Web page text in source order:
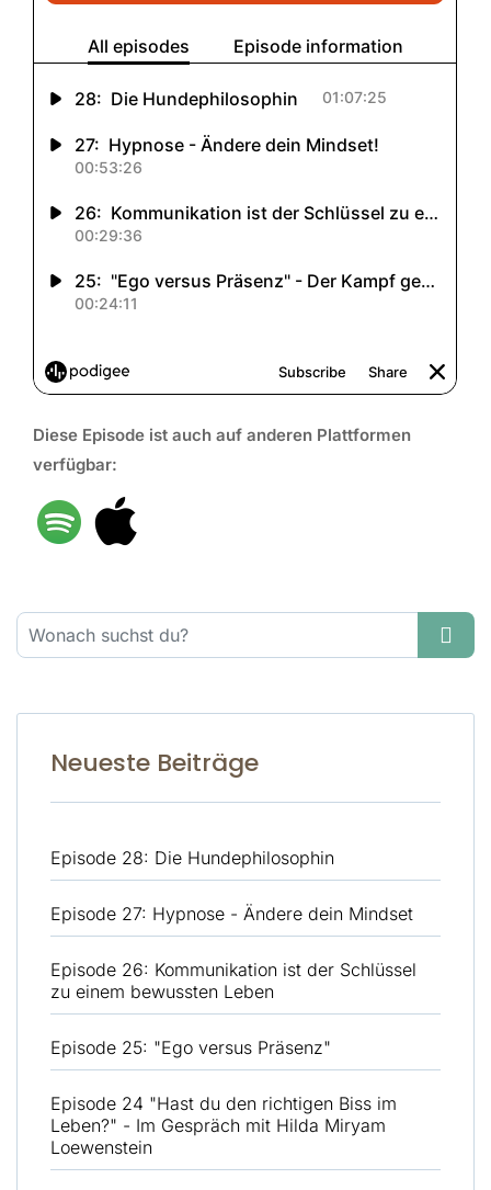
Diese Episode ist auch auf anderen Plattformen
verfügbar:
Suchen
Neueste Beiträge
Episode 28: Die Hundephilosophin
Episode 27: Hypnose - Ändere dein Mindset
Episode 26: Kommunikation ist der Schlüssel
zu einem bewussten Leben
Episode 25: "Ego versus Präsenz"
Episode 24 "Hast du den richtigen Biss im
Leben?" - Im Gespräch mit Hilda Miryam
Loewenstein